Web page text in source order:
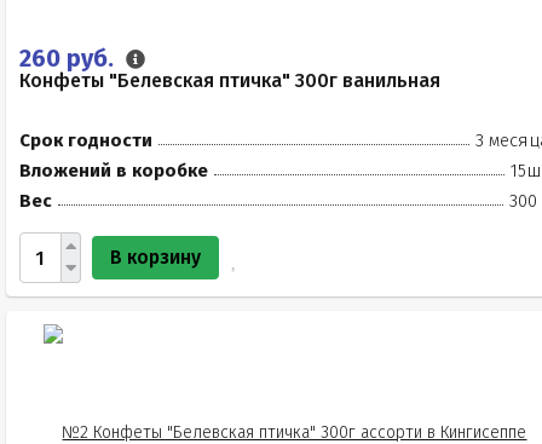
260 руб.
Конфеты "Белевская птичка" 300г ванильная
Срок годности
3
Вложений в коробке
Вес
300
В корзину